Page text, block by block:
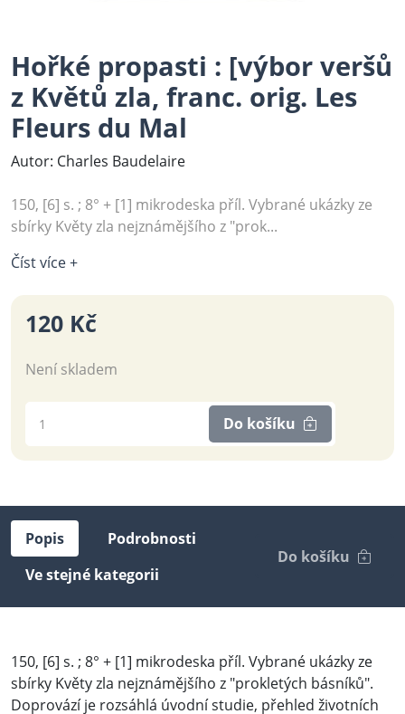
Hořké propasti : [výbor veršů
z Květů zla, franc. orig. Les
Fleurs du Mal
Autor: Charles Baudelaire
150, [6] s. ; 8° + [1] mikrodeska příl. Vybrané ukázky ze
sbírky Květy zla nejznámějšího z "prok...
Číst více +
120 Kč
Není skladem
Do košíku
Popis
Podrobnosti
Ve stejné kategorii
Do košíku
150, [6] s. ; 8° + [1] mikrodeska příl. Vybrané ukázky ze
sbírky Květy zla nejznámějšího z "prokletých básníků".
Doprovází je rozsáhlá úvodní studie, přehled životních